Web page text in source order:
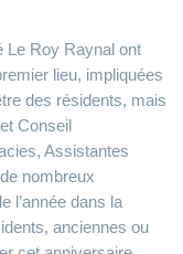
Le Roy Raynal ont
lieu, impliquées
des résidents, mais
Conseil
Assistantes
nombreux
l’année dans la
anciennes ou